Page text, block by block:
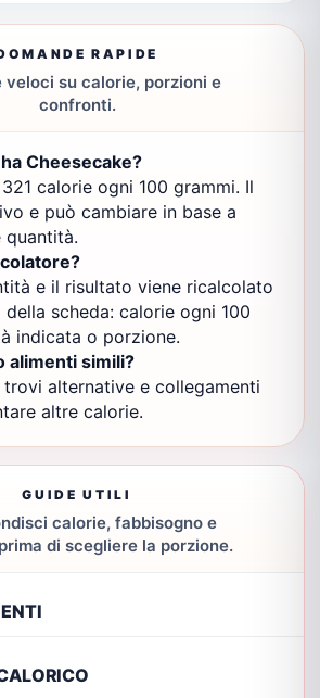
RAPIDE
veloci su calorie, porzioni e
confronti.
Cheesecake?
calorie ogni 100 grammi. Il
e può cambiare in base a
quantità.
e il risultato viene ricalcolato
scheda: calorie ogni 100
indicata o porzione.
alimenti simili?
alternative e collegamenti
altre calorie.
GUIDE UTILI
calorie, fabbisogno e
di scegliere la porzione.